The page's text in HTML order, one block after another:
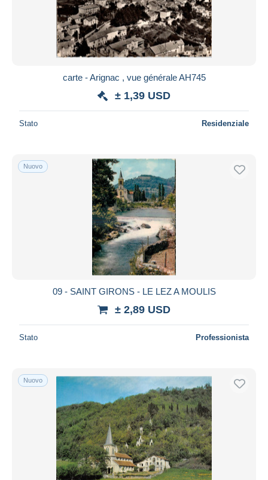
carte - Arignac , vue générale AH745
± 1,39 USD
Stato Residenziale
Nuovo
09 - SAINT GIRONS - LE LEZ A MOULIS
± 2,89 USD
Stato Professionista
Nuovo